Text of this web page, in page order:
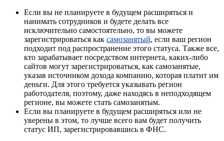
Если вы не планируете в будущем расширяться и
нанимать сотрудников и будете делать все
исключительно самостоятельно, то вы можете
зарегистрироваться как самозанятый, если ваш регион
подходит под распространение этого статуса. Также все,
кто зарабатывает посредством интернета, каких-либо
сайтов могут зарегистрироваться, как самозанятые,
указав источником дохода компанию, которая платит им
деньги. Для этого требуется указывать регион
работодателя, поэтому, даже находясь в неподходящем
регионе, вы можете стать самозанятым.
Если вы планируете в будущем расширяться или не
уверены в этом, то лучше всего вам будет получить
статус ИП, зарегистрировавшись в ФНС.